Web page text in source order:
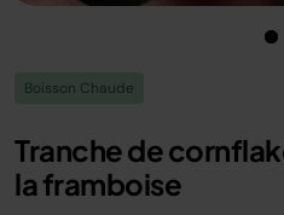
Boisson Chaude
Tranche de
la framboise